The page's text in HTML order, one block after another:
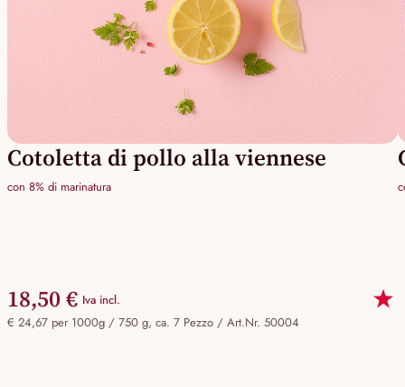
Cotoletta di pollo alla viennese
con 8% di marinatura
18,50 € Iva incl.
€ 24,67 per 1000g / 750 g, ca. 7 Pezzo / Art.Nr. 50004